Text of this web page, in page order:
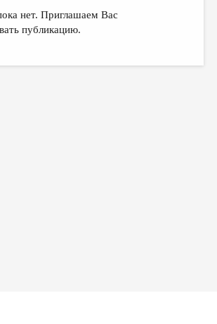
нет. Приглашаем Вас
публикацию.